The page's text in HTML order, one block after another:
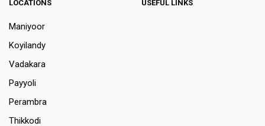
LOCATIONS
Maniyoor
Koyilandy
Vadakara
Payyoli
Perambra
Thikkodi
USEFUL LINKS